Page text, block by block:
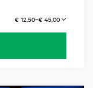
€ 12,50–€ 45,00